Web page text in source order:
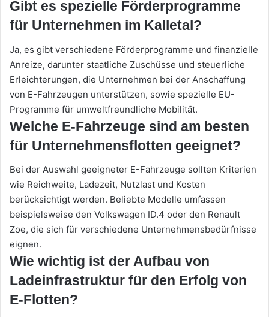
Gibt es spezielle Förderprogramme
für Unternehmen im Kalletal?
Ja, es gibt verschiedene Förderprogramme und finanzielle
Anreize, darunter staatliche Zuschüsse und steuerliche
Erleichterungen, die Unternehmen bei der Anschaffung
von E-Fahrzeugen unterstützen, sowie spezielle EU-
Programme für umweltfreundliche Mobilität.
Welche E-Fahrzeuge sind am besten
für Unternehmensflotten geeignet?
Bei der Auswahl geeigneter E-Fahrzeuge sollten Kriterien
wie Reichweite, Ladezeit, Nutzlast und Kosten
berücksichtigt werden. Beliebte Modelle umfassen
beispielsweise den Volkswagen ID.4 oder den Renault
Zoe, die sich für verschiedene Unternehmensbedürfnisse
eignen.
Wie wichtig ist der Aufbau von
Ladeinfrastruktur für den Erfolg von
E-Flotten?